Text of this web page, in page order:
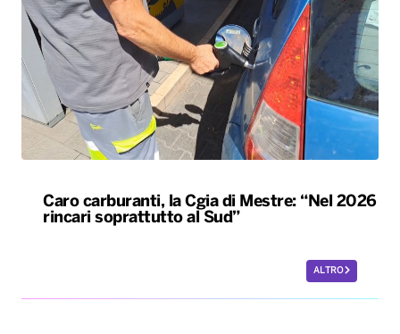
Caro carburanti, la Cgia di Mestre: “Nel 2026
rincari soprattutto al Sud”
ALTRO